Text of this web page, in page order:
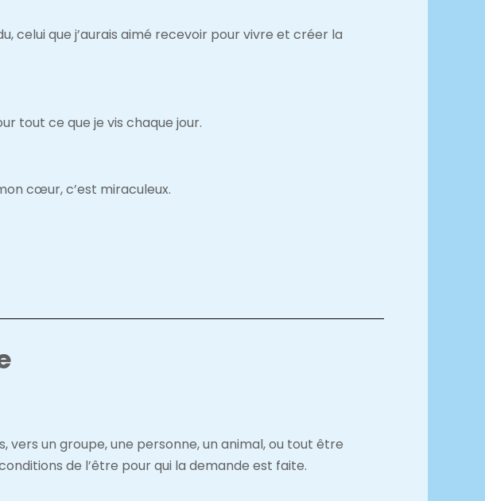
celui que j’aurais aimé recevoir pour vivre et créer la
tout ce que je vis chaque jour.
cœur, c’est miraculeux.
vers un groupe, une personne, un animal, ou tout être
de l’être pour qui la demande est faite.